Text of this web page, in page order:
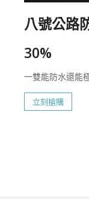
八號公路
30%
一雙能防水還能
立刻搶購